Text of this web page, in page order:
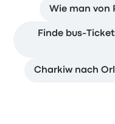
Wie man von
Finde bus-
Charkiw nach